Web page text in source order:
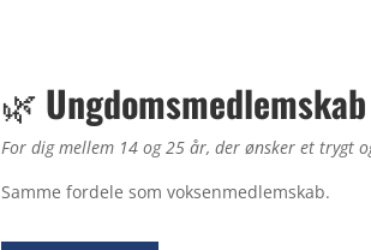
🌿
For dig mellem 14 og 25 år, der ønsker et
Samme fordele som voksenmedlemskab.